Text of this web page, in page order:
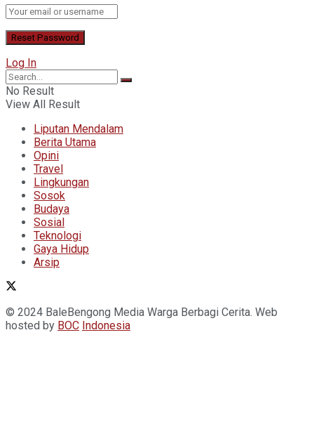
Log In
No Result
View All Result
Liputan Mendalam
Berita Utama
Opini
Travel
Lingkungan
Sosok
Budaya
Sosial
Teknologi
Gaya Hidup
Arsip
© 2024 BaleBengong Media Warga Berbagi Cerita. Web
hosted by BOC Indonesia